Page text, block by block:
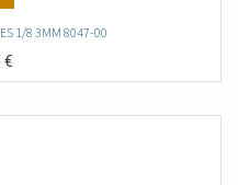
1/8 3MM 8047-00
€